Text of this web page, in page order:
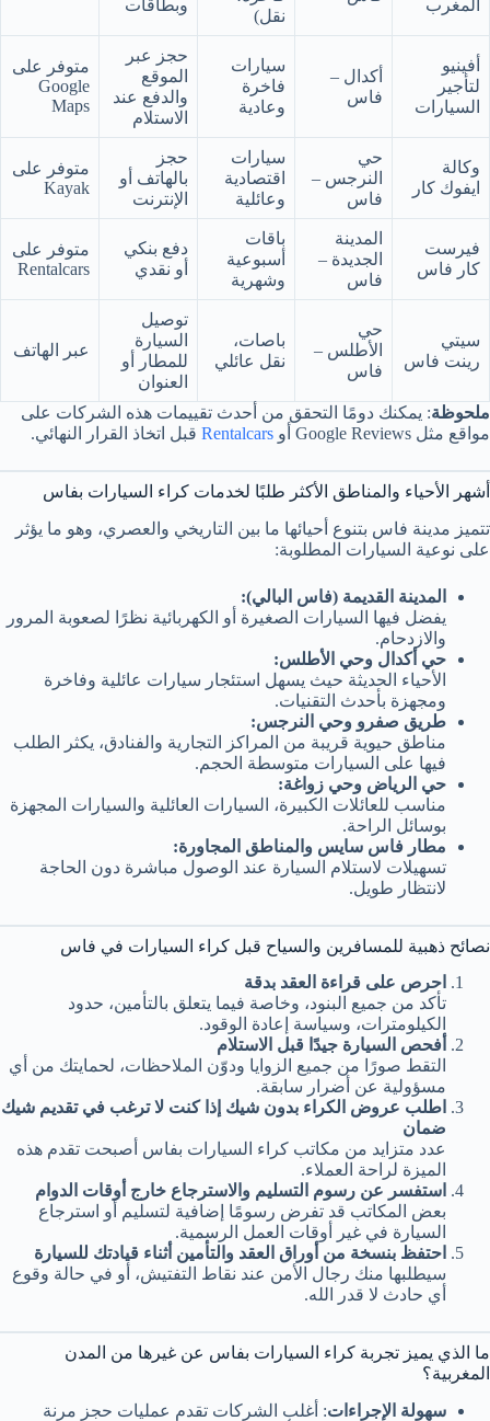
المغرب
نقل)
وبطاقات
أفينيو
لتأجير
السيارات
أكدال –
فاس
سيارات
فاخرة
وعادية
حجز عبر
الموقع
والدفع عند
الاستلام
متوفر على
Google
Maps
وكالة
ايفوك كار
حي
النرجس –
فاس
سيارات
اقتصادية
وعائلية
حجز
بالهاتف أو
الإنترنت
متوفر على
Kayak
فيرست
كار فاس
المدينة
الجديدة –
فاس
باقات
أسبوعية
وشهرية
دفع بنكي
أو نقدي
متوفر على
Rentalcars
سيتي
رينت فاس
حي
الأطلس –
فاس
باصات،
نقل عائلي
توصيل
السيارة
للمطار أو
العنوان
عبر الهاتف
ملحوظة: يمكنك دومًا التحقق من أحدث تقييمات هذه الشركات على
مواقع مثل Google Reviews أو
Rentalcars قبل اتخاذ القرار النهائي.
أشهر الأحياء والمناطق الأكثر طلبًا لخدمات كراء السيارات بفاس
تتميز مدينة فاس بتنوع أحيائها ما بين التاريخي والعصري، وهو ما يؤثر
على نوعية السيارات المطلوبة:
المدينة القديمة (فاس البالي):
يفضل فيها السيارات الصغيرة أو الكهربائية نظرًا لصعوبة المرور
والازدحام.
حي أكدال وحي الأطلس:
الأحياء الحديثة حيث يسهل استئجار سيارات عائلية وفاخرة
ومجهزة بأحدث التقنيات.
طريق صفرو وحي النرجس:
مناطق حيوية قريبة من المراكز التجارية والفنادق، يكثر الطلب
فيها على السيارات متوسطة الحجم.
حي الرياض وحي زواغة:
مناسب للعائلات الكبيرة، السيارات العائلية والسيارات المجهزة
بوسائل الراحة.
مطار فاس سايس والمناطق المجاورة:
تسهيلات لاستلام السيارة عند الوصول مباشرة دون الحاجة
لانتظار طويل.
نصائح ذهبية للمسافرين والسياح قبل كراء السيارات في فاس
احرص على قراءة العقد بدقة
تأكد من جميع البنود، وخاصة فيما يتعلق بالتأمين، حدود
الكيلومترات، وسياسة إعادة الوقود.
أفحص السيارة جيدًا قبل الاستلام
التقط صورًا من جميع الزوايا ودوّن الملاحظات، لحمايتك من أي
مسؤولية عن أضرار سابقة.
اطلب عروض الكراء بدون شيك إذا كنت لا ترغب في تقديم شيك
ضمان
عدد متزايد من مكاتب كراء السيارات بفاس أصبحت تقدم هذه
الميزة لراحة العملاء.
استفسر عن رسوم التسليم والاسترجاع خارج أوقات الدوام
بعض المكاتب قد تفرض رسومًا إضافية لتسليم أو استرجاع
السيارة في غير أوقات العمل الرسمية.
احتفظ بنسخة من أوراق العقد والتأمين أثناء قيادتك للسيارة
سيطلبها منك رجال الأمن عند نقاط التفتيش، أو في حالة وقوع
أي حادث لا قدر الله.
ما الذي يميز تجربة كراء السيارات بفاس عن غيرها من المدن
المغربية؟
سهولة الإجراءات: أغلب الشركات تقدم عمليات حجز مرنة